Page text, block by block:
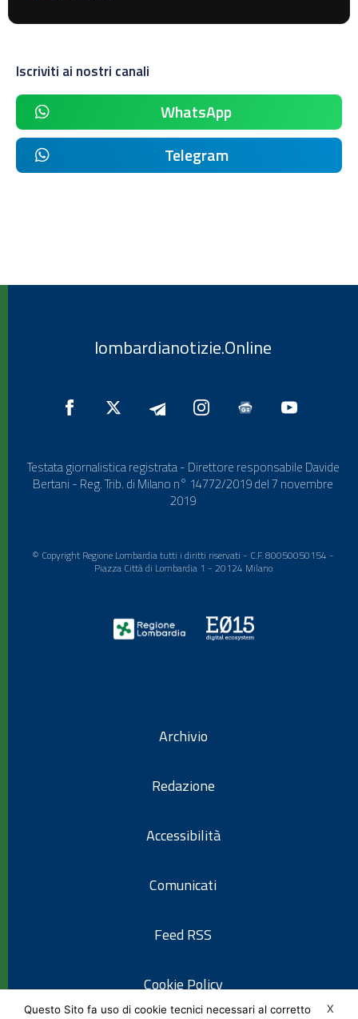
Iscriviti ai nostri canali
WhatsApp
Telegram
lombardianotizie.Online
Testata giornalistica registrata - Direttore responsabile Davide
Bertani - Reg. Trib. di Milano n° 14772/2019 del 7 novembre
2019
© Copyright Regione Lombardia tutti i diritti riservati - C.F. 80050050154 -
Piazza Città di Lombardia 1 - 20124 Milano
Archivio
Redazione
Accessibilità
Comunicati
Feed RSS
Cookie Policy
X
Questo Sito fa uso di cookie tecnici necessari al corretto